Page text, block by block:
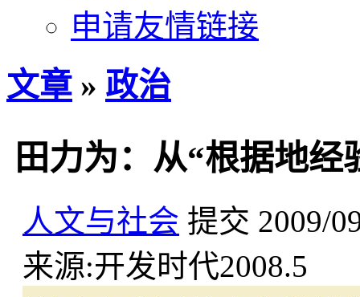
申请友情链接
文章 » 政治
田力为：从“根据地
人文与社会 提交 2009/
来源:开发时代2008.5